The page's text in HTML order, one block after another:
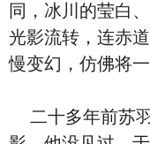
同，冰川的莹白
光影流转，连赤
慢变幻，仿佛将
二十多年前苏